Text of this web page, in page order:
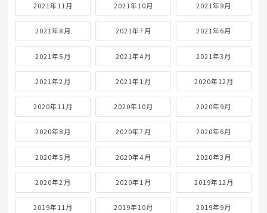
2021年11月 2021年10月 2021年9月
2021年8月 2021年7月 2021年6月
2021年5月 2021年4月 2021年3月
2021年2月 2021年1月 2020年12月
2020年11月 2020年10月 2020年9月
2020年8月 2020年7月 2020年6月
2020年5月 2020年4月 2020年3月
2020年2月 2020年1月 2019年12月
2019年11月 2019年10月 2019年9月